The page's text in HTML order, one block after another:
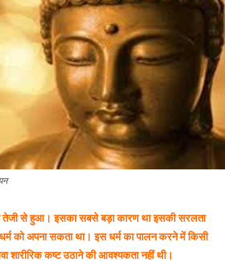
तेजी से हुआ। इसका सबसे बड़ा कारण था इसकी सरलता
धर्म को अपना सकता था। इस धर्म का पालन करने में किसी
शारीरिक कष्ट उठाने की आवश्यकता नहीं थी।